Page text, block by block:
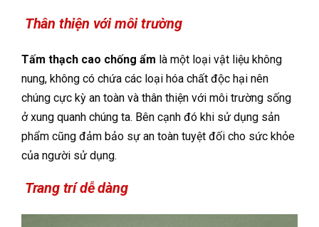
Thân thiện với môi trường
Tấm thạch cao chống ẩm là một loại vật liệu không
nung, không có chứa các loại hóa chất độc hại nên
chúng cực kỳ an toàn và thân thiện với môi trường sống
ở xung quanh chúng ta. Bên cạnh đó khi sử dụng sản
phẩm cũng đảm bảo sự an toàn tuyệt đối cho sức khỏe
của người sử dụng.
Trang trí dễ dàng